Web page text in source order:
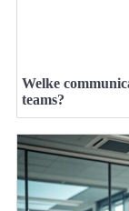
Welke
teams?